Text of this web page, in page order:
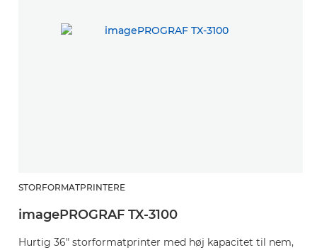
STORFORMATPRINTERE
imagePROGRAF TX-3100
Hurtig 36" storformatprinter med høj kapacitet til nem,